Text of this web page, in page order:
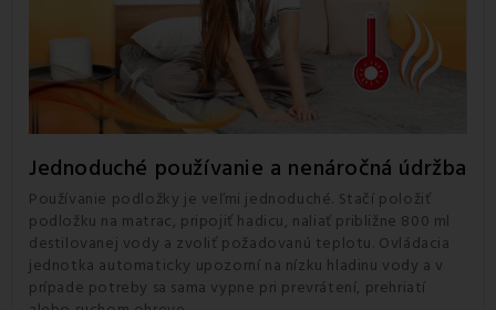
Jednoduché používanie a nenáročná údržba
Používanie podložky je veľmi jednoduché. Stačí položiť
podložku na matrac, pripojiť hadicu, naliať približne 800 ml
destilovanej vody a zvoliť požadovanú teplotu. Ovládacia
jednotka automaticky upozorní na nízku hladinu vody a v
prípade potreby sa sama vypne pri prevrátení, prehriatí